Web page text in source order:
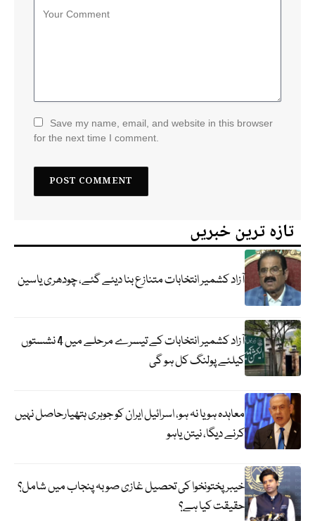
Save my name, email, and website in this browser
for the next time I comment.
تازہ ترین خبریں
آزاد کشمیر انتخابات متنازع بنا دیئے گئے، چودھری یاسین
آزاد کشمیر انتخابات کے تیسرے مرحلے میں 4 نشستوں
کیلئے پولنگ کل ہو گی
معاہدہ ہو یا نہ ہو، اسرائیل ایران کو جوہری ہتھیارحاصل نہیں
کرنے دیگا، نیتن یاہو
خیبر پختونخوا کی تحصیل غازی صوبہ پنجاب میں شامل؟
حقیقت کیا ہے؟